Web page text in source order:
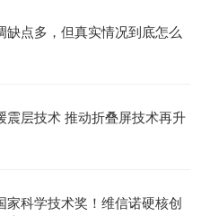
缺点多，但真实情况到底怎么
震层技术 推动折叠屏技术再升
家科学技术奖！维信诺硬核创